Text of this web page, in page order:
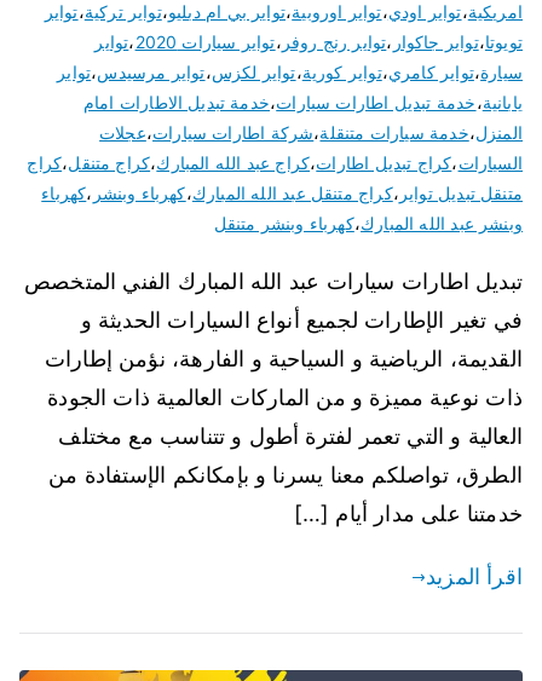
امريكية،تواير اودي،تواير اوروبية،تواير بي ام دبليو،تواير تركية،تواير
تويوتا،تواير جاكوار ،تواير رنج روفر ،تواير سيارات 2020 ،تواير
سيارة،تواير كامري،تواير كورية،تواير لكزس،تواير مرسيدس،تواير
يابانية،خدمة تبديل اطارات سيارات،خدمة تبديل الاطارات امام
المنزل،خدمة سيارات متنقلة،شركة اطارات سيارات،عجلات
السيارات،كراج تبديل اطارات،كراج عبد الله المبارك،كراج متنقل،كراج
متنقل تبديل تواير ،كراج متنقل عبد الله المبارك،كهرباء وبنشر ،كهرباء
وبنشر عبد الله المبارك،كهرباء وبنشر متنقل
تبديل اطارات سيارات عبد الله المبارك الفني المتخصص
في تغير الإطارات لجميع أنواع السيارات الحديثة و
القديمة، الرياضية و السياحية و الفارهة، نؤمن إطارات
ذات نوعية مميزة و من الماركات العالمية ذات الجودة
العالية و التي تعمر لفترة أطول و تتناسب مع مختلف
الطرق، تواصلكم معنا يسرنا و بإمكانكم الإستفادة من
خدمتنا على مدار أيام […]
اقرأ المزيد